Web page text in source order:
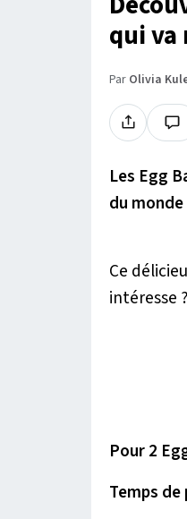
qui va
Par Olivia
Les Egg
du
Ce
intéresse
Pour 2
Temps